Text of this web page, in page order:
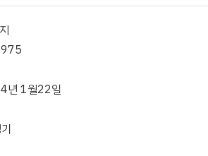
년 1월22일